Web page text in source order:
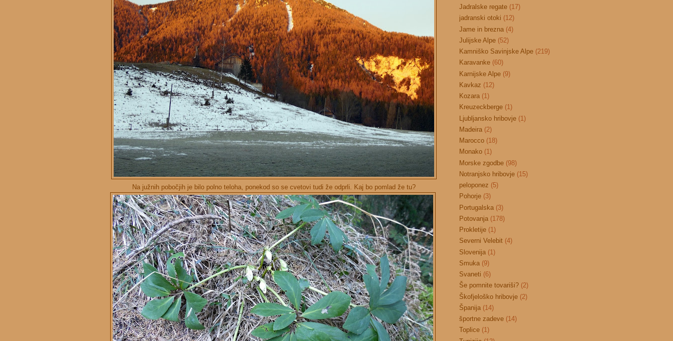
Na južnih pobočjih je bilo polno teloha, ponekod so se cvetovi tudi že odprli. Kaj bo pomlad že tu?
Jadralske regate (17)
jadranski otoki (12)
Jame in brezna (4)
Julijske Alpe (52)
Kamniško Savinjske Alpe (219)
Karavanke (60)
Karnijske Alpe (9)
Kavkaz (12)
Kozara (1)
Kreuzeckberge (1)
Ljubljansko hribovje (1)
Madeira (2)
Marocco (18)
Monako (1)
Morske zgodbe (98)
Notranjsko hribovje (15)
peloponez (5)
Pohorje (3)
Portugalska (3)
Potovanja (178)
Prokletije (1)
Severni Velebit (4)
Slovenija (1)
Smuka (9)
Svaneti (6)
Še pomnite tovariši? (2)
Škofjeloško hribovje (2)
Španija (14)
športne zadeve (14)
Toplice (1)